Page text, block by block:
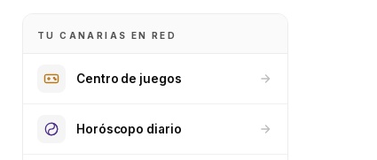
TU CANARIAS EN RED
Centro de juegos
Horóscopo diario